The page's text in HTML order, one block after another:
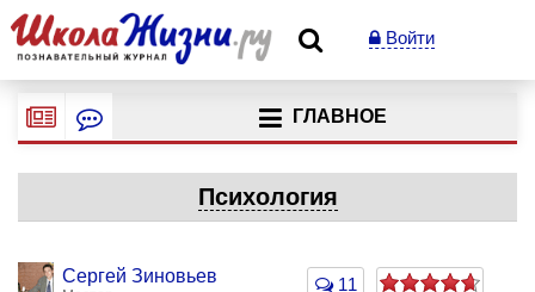
Войти
ГЛАВНОЕ
Психология
Сергей Зиновьев 11